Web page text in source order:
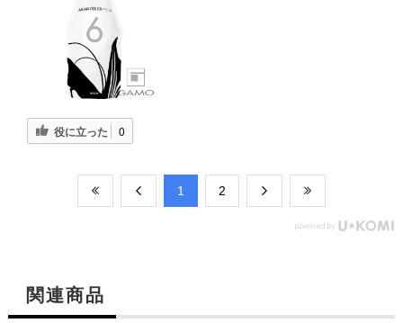
役に立った 0
​1 ​2
関連商品